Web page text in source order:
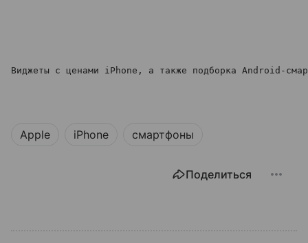
Виджеты с ценами iPhone, а также подборка Android-
Apple iPhone смартфоны
Поделиться